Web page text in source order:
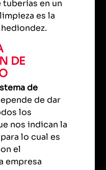
tuberías en un
es la
DE
de
de dar
los
nos indican la
lo cual es
el
empresa